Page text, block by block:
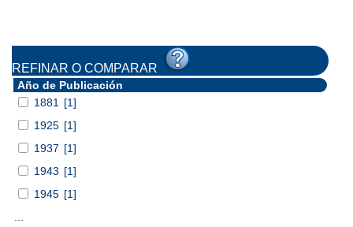
REFINAR O COMPARAR
Año de Publicación
1881
[1]
1925 [1]
1937 [1]
1943 [1]
1945 [1]